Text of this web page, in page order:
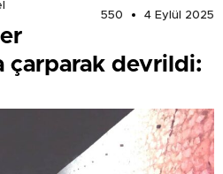
550
4 Eylül 2025
çarparak devrildi: